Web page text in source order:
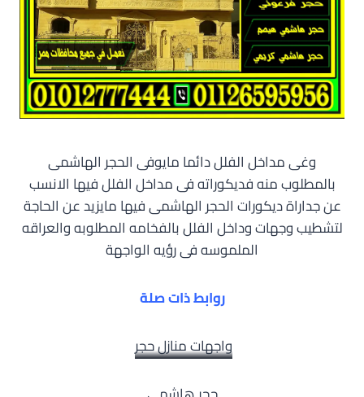
وغى مداخل الفلل دائما مايوفى الحجر الهاشمى
بالمطلوب منه فديكوراته فى مداخل الفلل فيها الانسب
عن جداراة ديكورات الحجر الهاشمى فيها مايزيد عن الحاجة
لتشطيب وجهات وداخل الفلل بالفخامه المطلوبه والعراقه
الملموسه فى رؤيه الواجهة
روابط ذات صلة
واجهات منازل حجر